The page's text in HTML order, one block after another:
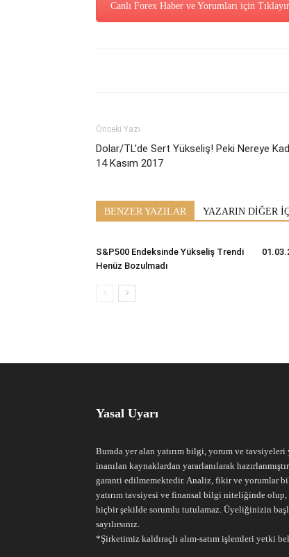
Canlı Forex Haber ve Yorumları için
Önceki Yazı
Dolar/TL’de Sert Yükseliş! Peki Nereye
14 Kasım 2017
BENZER YAZILAR YAZARIN DİĞER
S&P500 Endeksinde Yükseliş Trendi
Henüz Bozulmadı
Yasal Uyarı
Burada yer alan yatırım bilgi, yorum ve
inanılan kaynaklardan yararlanılarak
garanti edilmemektedir. Analiz, fikir ve yorumlar
yatırım tavsiyesi ve finansal bilgi niteliğinde olup,
hiçbir şekilde sorumlu tutulamaz. Üyeliğinizin
sayılırsınız.
*Şirketimiz kaldıraçlı alım-satım işlemleri yetki